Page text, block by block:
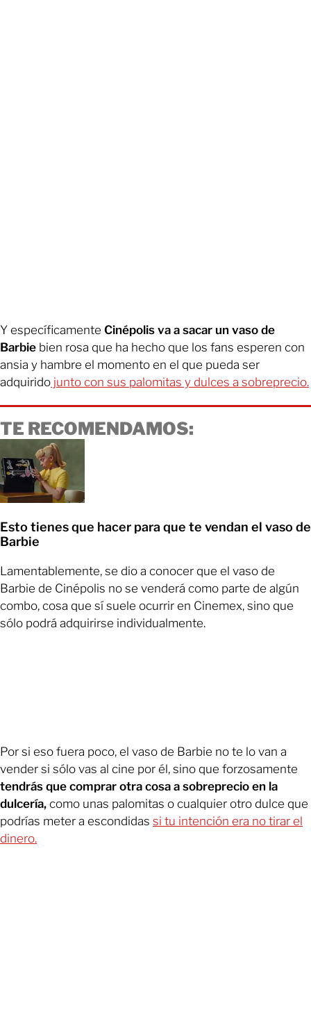
Y específicamente Cinépolis va a sacar un vaso de
Barbie bien rosa que ha hecho que los fans esperen con
ansia y hambre el momento en el que pueda ser
adquirido junto con sus palomitas y dulces a sobreprecio.
TE RECOMENDAMOS:
Esto tienes que hacer para que te vendan el vaso de
Barbie
Lamentablemente, se dio a conocer que el vaso de
Barbie de Cinépolis no se venderá como parte de algún
combo, cosa que sí suele ocurrir en Cinemex, sino que
sólo podrá adquirirse individualmente.
Por si eso fuera poco, el vaso de Barbie no te lo van a
vender si sólo vas al cine por él, sino que forzosamente
tendrás que comprar otra cosa a sobreprecio en la
dulcería, como unas palomitas o cualquier otro dulce que
podrías meter a escondidas si tu intención era no tirar el
dinero.